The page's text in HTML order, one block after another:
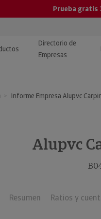
Prueba gratis
Directorio de
Empresas
y tutoriales
Investigada
Informe Empresa Alupvc
Alupvc
Resumen Ratios y